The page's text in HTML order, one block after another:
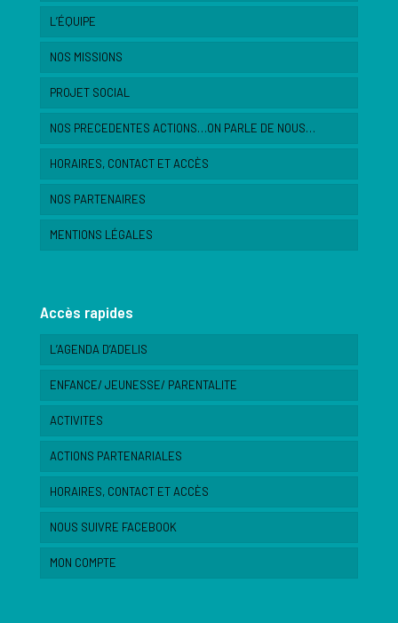
L’ÉQUIPE
NOS MISSIONS
PROJET SOCIAL
NOS PRECEDENTES ACTIONS…ON PARLE DE NOUS…
HORAIRES, CONTACT ET ACCÈS
NOS PARTENAIRES
MENTIONS LÉGALES
Accès rapides
L’AGENDA D’ADELIS
ENFANCE/ JEUNESSE/ PARENTALITE
ACTIVITES
ACTIONS PARTENARIALES
HORAIRES, CONTACT ET ACCÈS
NOUS SUIVRE FACEBOOK
MON COMPTE